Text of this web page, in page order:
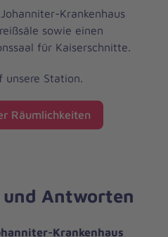
Krankenhaus
sowie einen
für Kaiserschnitte.
unsere Station.
Räumlichkeiten
und Antworten
Krankenhaus